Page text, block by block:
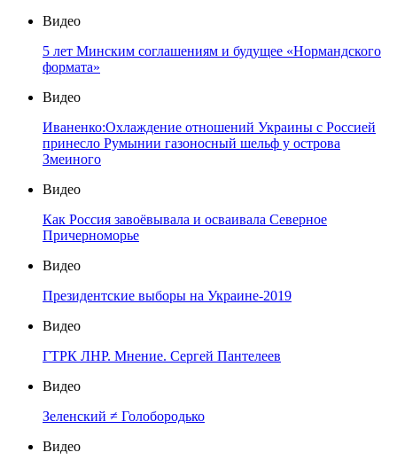
Видео
5 лет Минским соглашениям и будущее «Нормандского
формата»
Видео
Иваненко:Охлаждение отношений Украины с Россией
принесло Румынии газоносный шельф у острова
Змеиного
Видео
Как Россия завоёвывала и осваивала Северное
Причерноморье
Видео
Президентские выборы на Украине-2019
Видео
ГТРК ЛНР. Мнение. Сергей Пантелеев
Видео
Зеленский ≠ Голобородько
Видео